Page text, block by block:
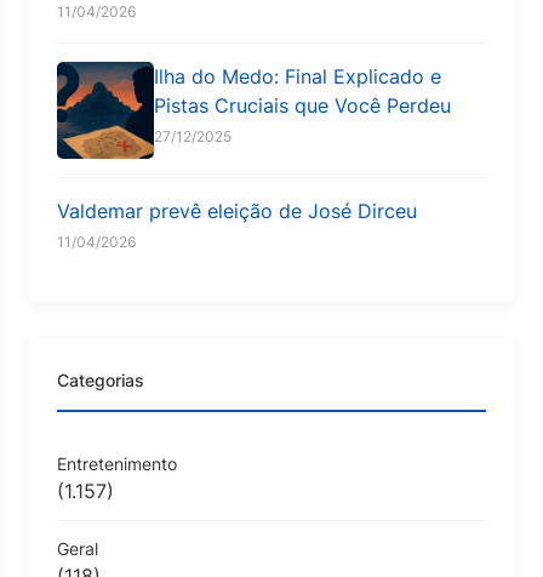
11/04/2026
Ilha do Medo: Final Explicado e
Pistas Cruciais que Você Perdeu
27/12/2025
Valdemar prevê eleição de José Dirceu
11/04/2026
Categorias
Entretenimento
(1.157)
Geral